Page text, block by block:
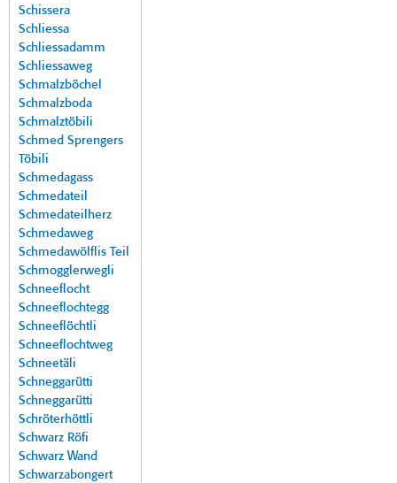
Schissera
Schliessa
Schliessadamm
Schliessaweg
Schmalzböchel
Schmalzboda
Schmalztöbili
Schmed Sprengers
Töbili
Schmedagass
Schmedateil
Schmedateilherz
Schmedaweg
Schmedawölflis Teil
Schmogglerwegli
Schneeflocht
Schneeflochtegg
Schneeflöchtli
Schneeflochtweg
Schneetäli
Schneggarütti
Schneggarütti
Schröterhöttli
Schwarz Röfi
Schwarz Wand
Schwarzabongert